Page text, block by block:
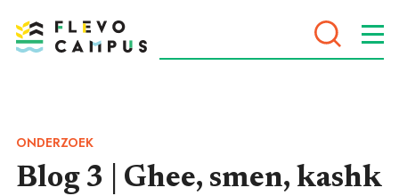
ONDERZOEK
Blog 3 | Ghee, smen, kashk